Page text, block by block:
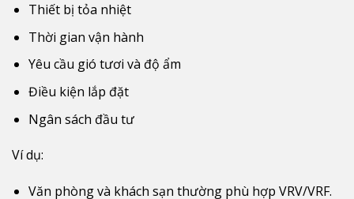
Thiết bị tỏa nhiệt
Thời gian vận hành
Yêu cầu gió tươi và độ ẩm
Điều kiện lắp đặt
Ngân sách đầu tư
Ví dụ:
Văn phòng và khách sạn thường phù hợp VRV/VRF.